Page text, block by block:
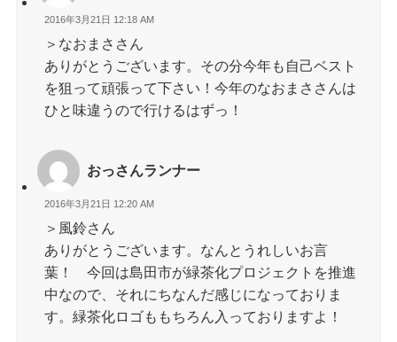
2016年3月21日 12:18 AM
＞なおまささん
ありがとうございます。その分今年も自己ベスト
を狙って頑張って下さい！今年のなおまささんは
ひと味違うので行けるはずっ！
おっさんランナー
2016年3月21日 12:20 AM
＞風鈴さん
ありがとうございます。なんとうれしいお言
葉！ 今回は島田市が緑茶化プロジェクトを推進
中なので、それにちなんだ感じになっておりま
す。緑茶化ロゴももちろん入っておりますよ！